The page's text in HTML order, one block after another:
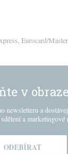
Eurocard/
v obraze
newsletteru a
a marketingové
ODEBÍRAT